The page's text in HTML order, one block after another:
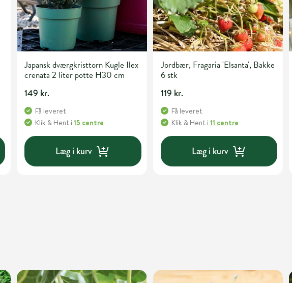
Japansk dværgkristtorn Kugle Ilex
crenata 2 liter potte H30 cm
149 kr.
Få leveret
Klik & Hent i15 centre
Læg i kurv
Jordbær, Fragaria 'Elsanta', Bakke
6 stk
119 kr.
Få leveret
Klik & Hent i 11 centre
Læg i kurv